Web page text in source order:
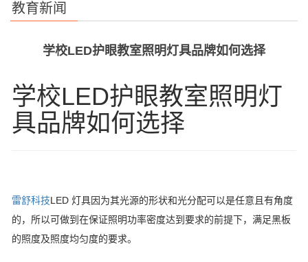
教育新闻
学校LED护眼教室照明灯具品牌如何选择
学校LED护眼教室照明灯
具品牌如何选择
雷舒科技LED 灯具因为其光源的形状和光分配可以是任意且有角度
的，所以可做到在保证照明功率密度达到要求的前提下，满足黑板
的照度及照度均匀度的要求。